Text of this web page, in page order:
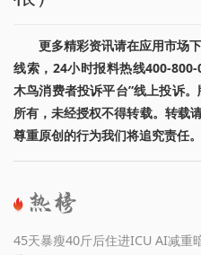
更多精彩资讯请在应用市场
线索，24小时报料热线400-
木鸟消费者投诉平台”线上投诉
所有，未经授权不得转载。转
尊重原创的行为我们将追究责任。
45天暴瘦40斤后住进ICU AI减重